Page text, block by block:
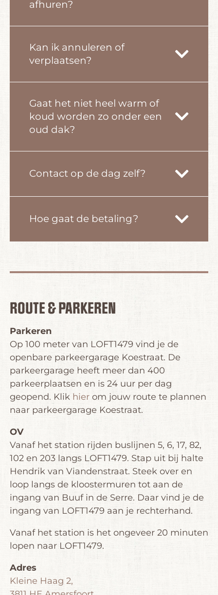
afhuren?
Kan ik annuleren of
verplaatsen?
Gaat het niet heel warm of
koud worden zo onder een
oud dak?
Contact op de dag zelf?
Hoe gaat de betaling?
ROUTE & PARKEREN
Parkeren
Op 100 meter van LOFT1479 vind je de
openbare parkeergarage Koestraat. De
parkeergarage heeft meer dan 400
parkeerplaatsen en is 24 uur per dag
geopend. Klik hier om jouw route te plannen
naar parkeergarage Koestraat.
OV
Vanaf het station rijden buslijnen 5, 6, 17, 82,
102 en 203 langs LOFT1479. Stap uit bij halte
Hendrik van Viandenstraat. Steek over en
loop langs de kloostermuren tot aan de
ingang van Buuf in de Serre. Daar vind je de
ingang van LOFT1479 aan je rechterhand.
Vanaf het station is het ongeveer 20 minuten
lopen naar LOFT1479.
Adres
Kleine Haag 2,